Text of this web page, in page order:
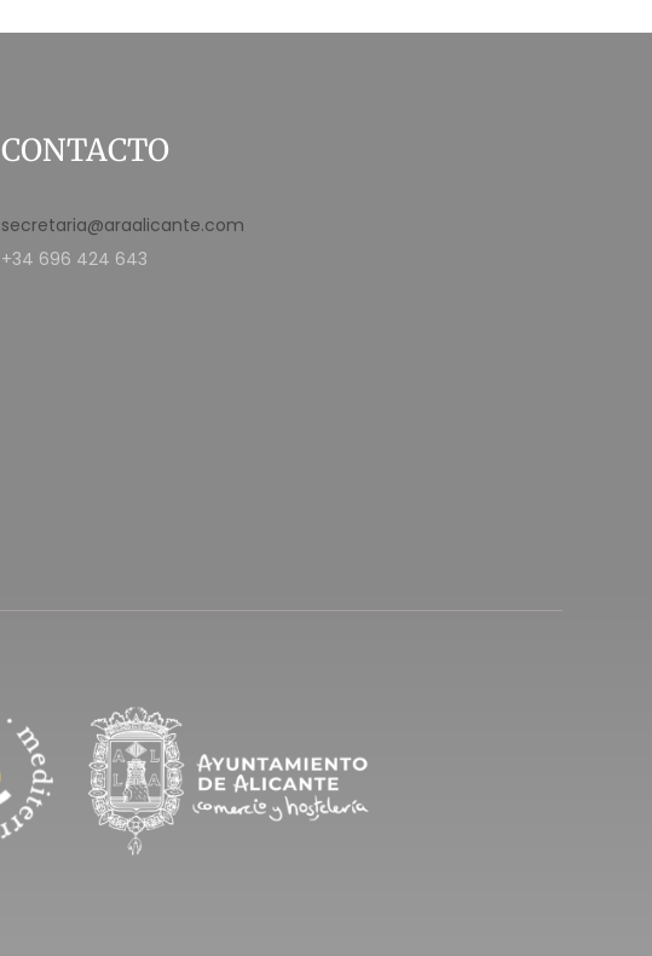
CONTACTO
secretaria@araalicante.com
+34 696 424 643